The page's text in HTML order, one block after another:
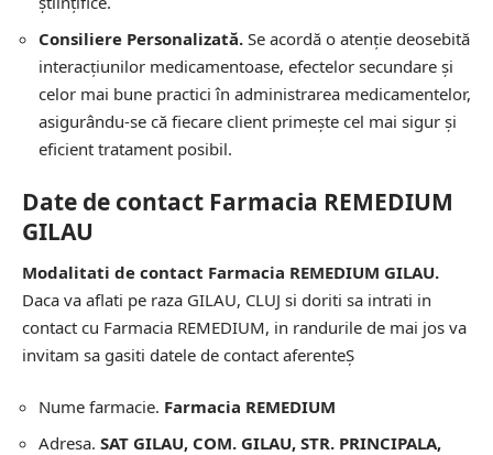
Consiliere Personalizată. Se acordă o atenție deosebită
interacțiunilor medicamentoase, efectelor secundare și
celor mai bune practici în administrarea medicamentelor,
asigurându-se că fiecare client primește cel mai sigur și
eficient tratament posibil.
Date de contact Farmacia REMEDIUM
GILAU
Modalitati de contact Farmacia REMEDIUM GILAU.
Daca va aflati pe raza GILAU, CLUJ si doriti sa intrati in
contact cu Farmacia REMEDIUM, in randurile de mai jos va
invitam sa gasiti datele de contact aferenteȘ
Nume farmacie. Farmacia REMEDIUM
Adresa. SAT GILAU, COM. GILAU, STR. PRINCIPALA,